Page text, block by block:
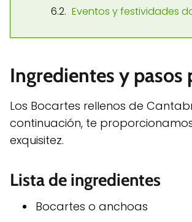
Eventos y festividades
Ingredientes y pasos
Los Bocartes rellenos de
continuación, te
exquisitez.
Lista de ingredientes
Bocartes o anchoas